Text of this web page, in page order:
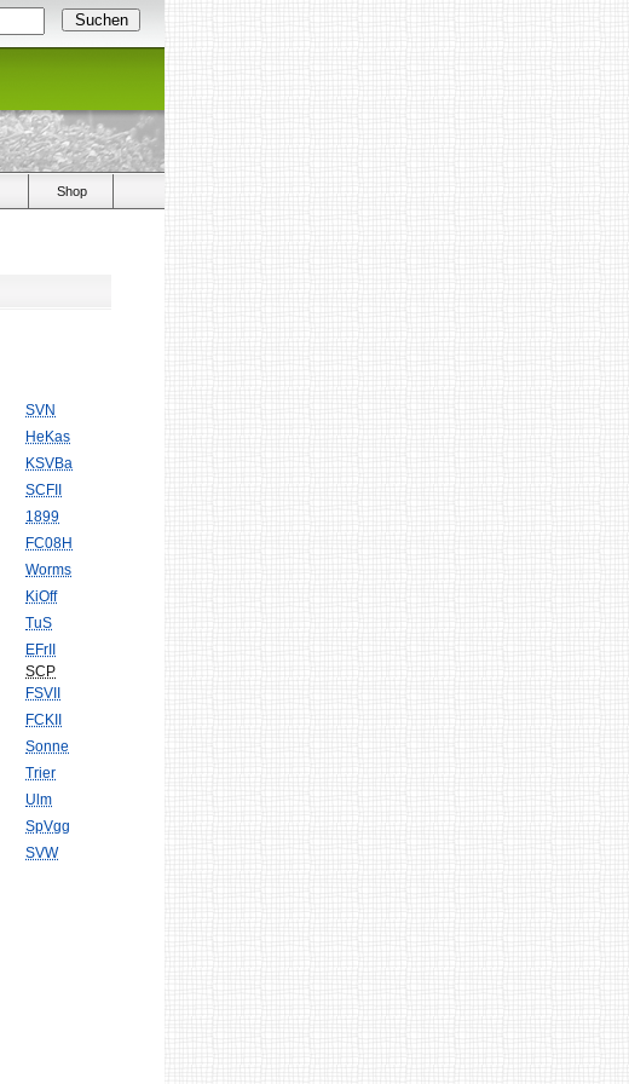
Shop
SVN
HeKas
KSVBa
SCFII
1899
FC08H
Worms
KiOff
TuS
EFrII
SCP
FSVII
FCKII
Sonne
Trier
Ulm
SpVgg
SVW